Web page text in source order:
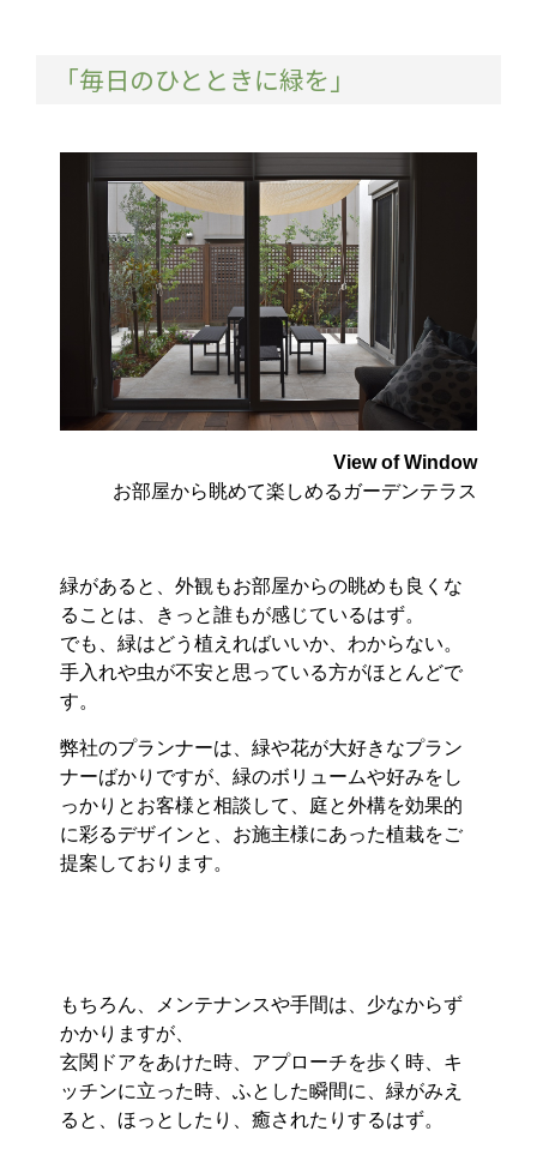
「毎日のひとときに緑を」
View of Window
お部屋から眺めて楽しめるガーデンテラス
緑があると、外観もお部屋からの眺めも良くな
ることは、きっと誰もが感じているはず。
でも、緑はどう植えればいいか、わからない。
手入れや虫が不安と思っている方がほとんどで
す。
弊社のプランナーは、緑や花が大好きなプラン
ナーばかりですが、緑のボリュームや好みをし
っかりとお客様と相談して、庭と外構を効果的
に彩るデザインと、お施主様にあった植栽をご
提案しております。
もちろん、メンテナンスや手間は、少なからず
かかりますが、
玄関ドアをあけた時、アプローチを歩く時、キ
ッチンに立った時、ふとした瞬間に、緑がみえ
ると、ほっとしたり、癒されたりするはず。